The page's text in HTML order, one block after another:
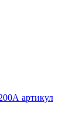
артикул